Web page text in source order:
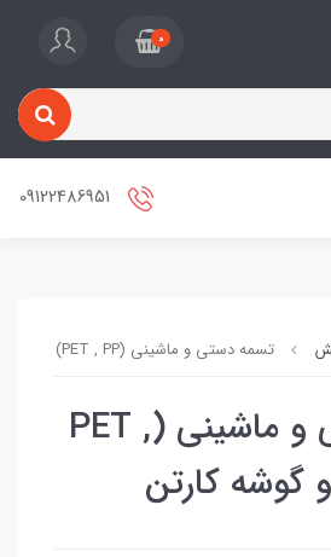
0
تسمه دستی و ماشینی (PET , PP) بست و گوشه کارتن
تسمه دستی و ماشینی (PET ,